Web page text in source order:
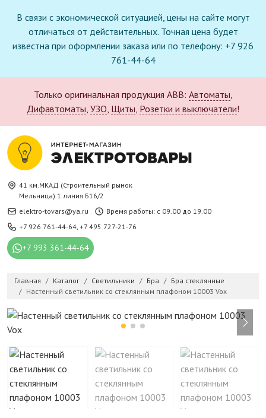
В связи с экономической ситуацией, цены на сайте могут
отличаться от действительных. Точная цена будет
известна при оформлении заказа или по телефону: +7 926
761-44-64
Только оригинальная продукция ABB: Автоматы,
Дифавтоматы, УЗО, Щиты, Розетки и выключатели!
41 км.МКАД (Строительный рынок
Мельница) 1 линия Б16/2
elektro-tovars@ya.ru
Время работы: с 09.00 до 19.00
+7 926 761-44-64, +7 495 727-21-76
+7 993 361-44-64
Главная Каталог Светильники Бра
Бра стеклянные
Настенный светильник со стеклянным плафоном 10003 Vox